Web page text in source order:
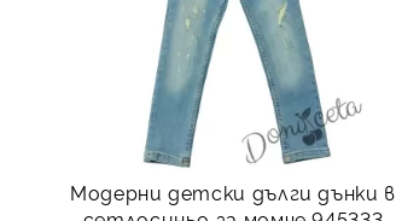
Модерни детски дълги дънки в